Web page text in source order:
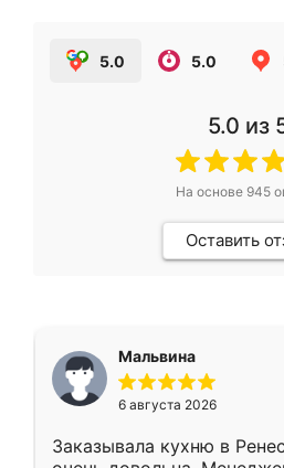
5.0 5.0
5.0 из
На основе 945
Оставить
Мальвина
6 августа 2026
Заказывала кухню в